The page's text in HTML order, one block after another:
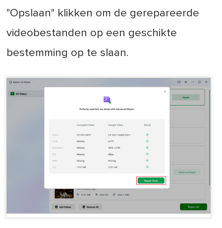
"Opslaan" klikken om de gerepareerde
videobestanden op een geschikte
bestemming op te slaan.